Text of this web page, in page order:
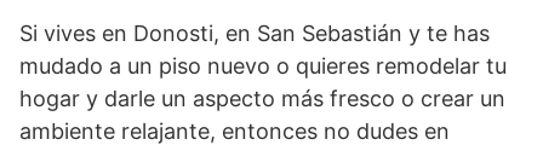
Si vives en Donosti, en San Sebastián y te has
mudado a un piso nuevo o quieres remodelar tu
hogar y darle un aspecto más fresco o crear un
ambiente relajante, entonces no dudes en